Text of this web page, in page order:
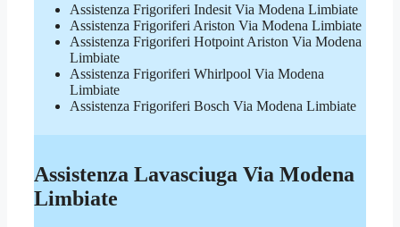
Assistenza Frigoriferi Indesit Via Modena Limbiate
Assistenza Frigoriferi Ariston Via Modena Limbiate
Assistenza Frigoriferi Hotpoint Ariston Via Modena
Limbiate
Assistenza Frigoriferi Whirlpool Via Modena
Limbiate
Assistenza Frigoriferi Bosch Via Modena Limbiate
Assistenza Lavasciuga Via Modena
Limbiate